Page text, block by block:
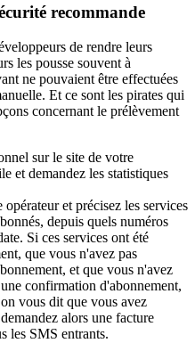
recommande
de rendre leurs
les pousse souvent à
ne pouvaient être effectuées
Et ce sont les pirates qui
concernant le prélèvement
sur le site de votre
et demandez les statistiques
et précisez les services
depuis quels numéros
Si ces services ont été
que vous n'avez pas
et que vous n'avez
confirmation d'abonnement,
vous dit que vous avez
alors une facture
les SMS entrants.